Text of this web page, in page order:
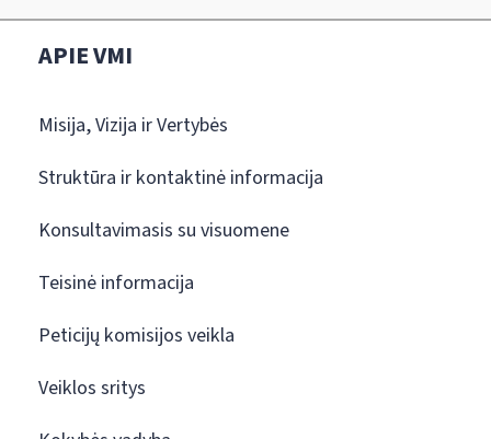
APIE VMI
Misija, Vizija ir Vertybės
Struktūra ir kontaktinė informacija
Konsultavimasis su visuomene
Teisinė informacija
Peticijų komisijos veikla
Veiklos sritys